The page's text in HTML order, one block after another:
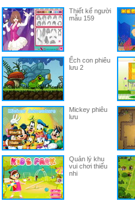
Thiết kế người
mẫu 159
Ếch con phiêu
lưu 2
Mickey phiêu
lưu
Quản lý khu
vui chơi thiếu
nhi